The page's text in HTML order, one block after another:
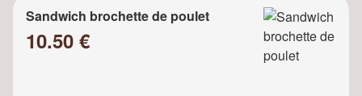
Sandwich brochette de poulet
10.50 €